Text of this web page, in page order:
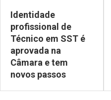
Identidade
profissional de
Técnico em SST é
aprovada na
Câmara e tem
novos passos